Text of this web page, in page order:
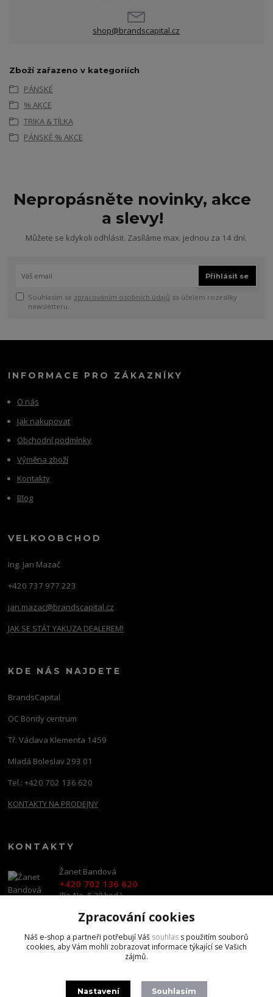
shop@brandscapital.cz
Zboží zařazeno v kategoriích
PÁNSKÉ
% AKCE
TRIKA & TÍLKA
PÁNSKÉ % AKCE
Nepropásněte novinky, akce
a slevy!
Můžete se kdykoli odhlásit. Zasíláme max. jednou za 14 dní.
Přihlásit se
Souhlasím se zpracováním osobních údajů za účelem rozesílky
newsletteru.
INFORMACE PRO ZÁKAZNÍKY
O nás
Jak nakupovat
Obchodní podmínky
Výměna zboží
Kontakty
Blog
VELKOOBCHOD
Ing. Jan Mazač
+420 737 977 223
jan.mazac@brandscapital.cz
JAK SE STÁT YAKUZA DEALEREM!
KDE NÁS NAJDETE
BrandsCapital
OC Bondy centrum
Tř. Václava Klementa 1459
Mladá Boleslav 293 01
Tel.: +420 702 136 620
KONTAKTY NA PRODEJNY
KONTAKTY
Žanet Bandová
+420 702 136 620
(Po-Ne, 8-20 hod.)
shop@brandscapital.cz
Zpracování cookies
Náš e-shop a partneři potřebují Váš souhlas s použitím souborů
cookies, aby Vám mohli zobrazovat informace týkající se Vašich
zájmů.
Nastavení Souhlasím